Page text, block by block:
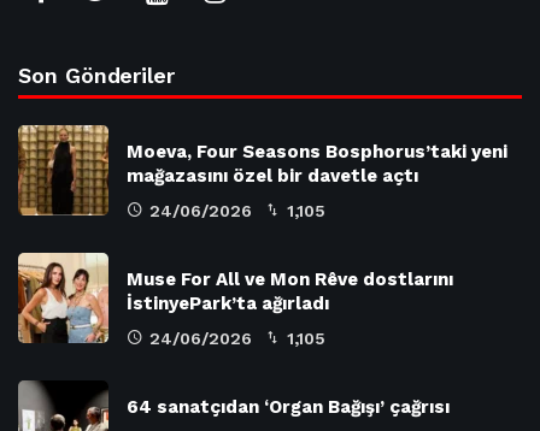
Son Gönderiler
Moeva, Four Seasons Bosphorus’taki yeni
mağazasını özel bir davetle açtı
24/06/2026 1,105
Muse For All ve Mon Rêve dostlarını
İstinyePark’ta ağırladı
24/06/2026 1,105
64 sanatçıdan ‘Organ Bağışı’ çağrısı